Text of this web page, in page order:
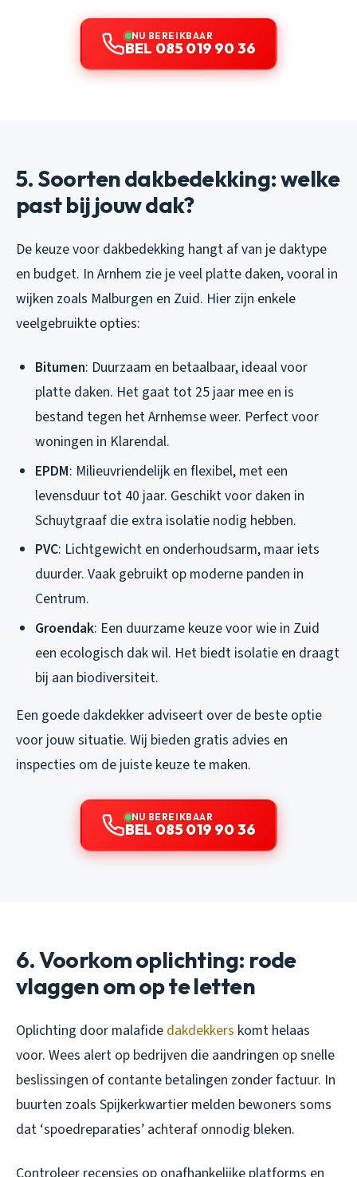
NU BEREIKBAAR
BEL 085 019 90 36
5. Soorten dakbedekking: welke
past bij jouw dak?
De keuze voor dakbedekking hangt af van je daktype
en budget. In Arnhem zie je veel platte daken, vooral in
wijken zoals Malburgen en Zuid. Hier zijn enkele
veelgebruikte opties:
Bitumen: Duurzaam en betaalbaar, ideaal voor
platte daken. Het gaat tot 25 jaar mee en is
bestand tegen het Arnhemse weer. Perfect voor
woningen in Klarendal.
EPDM: Milieuvriendelijk en flexibel, met een
levensduur tot 40 jaar. Geschikt voor daken in
Schuytgraaf die extra isolatie nodig hebben.
PVC: Lichtgewicht en onderhoudsarm, maar iets
duurder. Vaak gebruikt op moderne panden in
Centrum.
Groendak: Een duurzame keuze voor wie in Zuid
een ecologisch dak wil. Het biedt isolatie en draagt
bij aan biodiversiteit.
Een goede dakdekker adviseert over de beste optie
voor jouw situatie. Wij bieden gratis advies en
inspecties om de juiste keuze te maken.
NU BEREIKBAAR
BEL 085 019 90 36
6. Voorkom oplichting: rode
vlaggen om op te letten
Oplichting door malafide dakdekkers komt helaas
voor. Wees alert op bedrijven die aandringen op snelle
beslissingen of contante betalingen zonder factuur. In
buurten zoals Spijkerkwartier melden bewoners soms
dat ‘spoedreparaties’ achteraf onnodig bleken.